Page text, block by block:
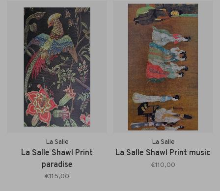
La Salle
La Salle Shawl Print
paradise
€115,00
La Salle
La Salle Shawl Print music
€110,00